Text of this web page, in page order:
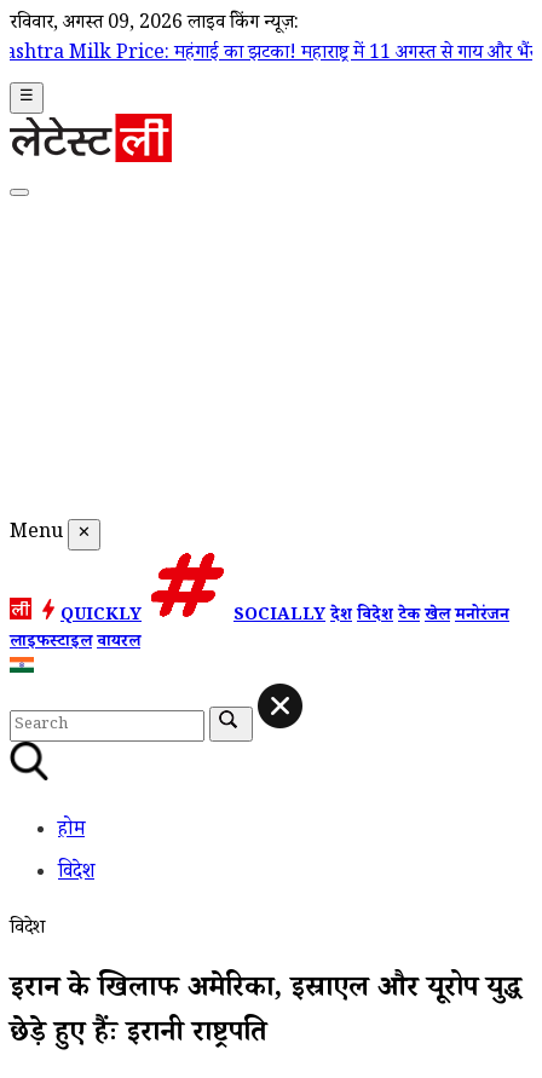
रविवार, अगस्त 09, 2026 लाइव ब्रेकिंग न्यूज़:
महंगाई का झटका! महाराष्ट्र में 11 अगस्त से गाय और भैंस का दूध ₹2 प्रति
☰
Menu ✕
QUICKLY SOCIALLYदेशविदेशटेकखेलमनोरंजन
लाइफस्टाइलवायरल
होम
विदेश
विदेश
ईरान के खिलाफ अमेरिका, इस्राएल और यूरोप युद्ध
छेड़े हुए हैंः ईरानी राष्ट्रपति